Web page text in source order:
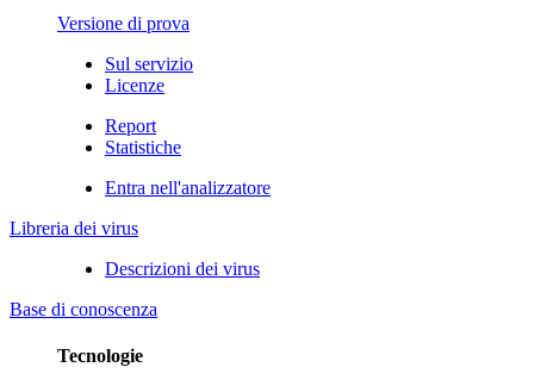
Versione di prova
Sul servizio
Licenze
Report
Statistiche
Entra nell'analizzatore
Libreria dei virus
Descrizioni dei virus
Base di conoscenza
Tecnologie